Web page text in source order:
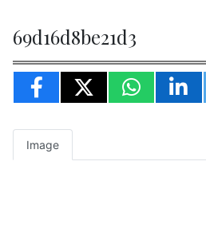
69d16d8be21d3
Image